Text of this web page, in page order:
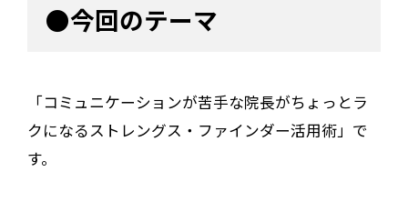
●今回のテーマ
「コミュニケーションが苦手な院長がちょっとラ
クになるストレングス・ファインダー活用術」で
す。